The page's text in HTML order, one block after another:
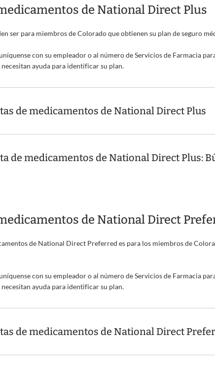
de National Direct Plus
ser para miembros de Colorado que obtienen su plan de seguro
con su empleador o al número de Servicios de Farmacia
ayuda para identificar su plan.
de medicamentos de National Direct Plus
de medicamentos de National Direct Plus:
de National Direct
de National Direct Preferred es para los miembros de
con su empleador o al número de Servicios de Farmacia
ayuda para identificar su plan.
de medicamentos de National Direct